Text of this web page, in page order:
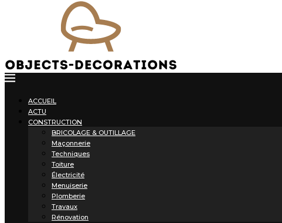
ACCUEIL
ACTU
CONSTRUCTION
BRICOLAGE & OUTILLAGE
Maçonnerie
Techniques
Toiture
Électricité
Menuiserie
Plomberie
Travaux
Rénovation